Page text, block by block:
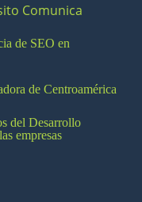
Comunica
de SEO en
de Centroamérica
del Desarrollo
empresas